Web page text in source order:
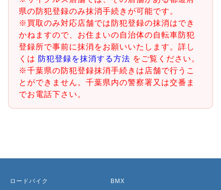
県の防犯登録のみ抹消手続きが可能です。
※買取のみ対応店舗では防犯登録の抹消はでき
かねますので、お住まいの自治体の自転車防犯
登録所で事前に抹消をお願いいたします。詳し
くは 防犯登録を抹消する方法 をご覧ください。
※千葉県の防犯登録抹消手続きは店舗で行うこ
とができません。千葉県内の警察署又は交番ま
でお電話下さい。
ロードバイク BMX